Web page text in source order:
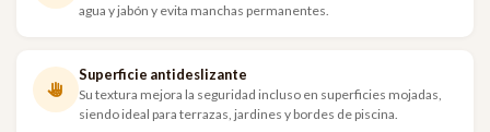
agua y jabón y evita manchas permanentes.
Superficie antideslizante
Su textura mejora la seguridad incluso en superficies mojadas,
siendo ideal para terrazas, jardines y bordes de piscina.